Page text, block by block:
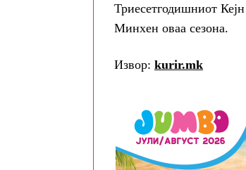
Триесетгодишниот
Минхен оваа сезона.
Извор: kurir.mk